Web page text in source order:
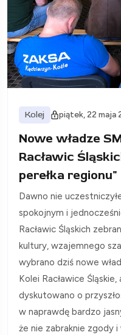
Kolej piątek, 22 maja
Nowe władze
Racławic
perełka regionu"
Dawno nie
spokojnym i
Racławic Śląskich
kultury, wzajemnego
wybrano dziś nowe
Kolei Racławice
dyskutowano o
w naprawdę bardzo
że nie zabraknie zgody i